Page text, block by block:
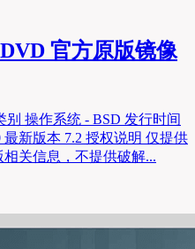
官方原版镜像
别 操作系统 - BSD 发行时间
最新版本 7.2 授权说明 仅提供
关信息，不提供破解...